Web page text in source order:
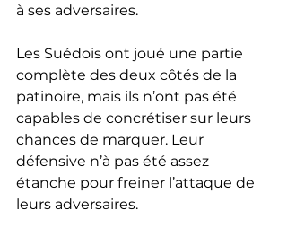
à ses adversaires.
Les Suédois ont joué une partie
complète des deux côtés de la
patinoire, mais ils n’ont pas été
capables de concrétiser sur leurs
chances de marquer. Leur
défensive n’à pas été assez
étanche pour freiner l’attaque de
leurs adversaires.